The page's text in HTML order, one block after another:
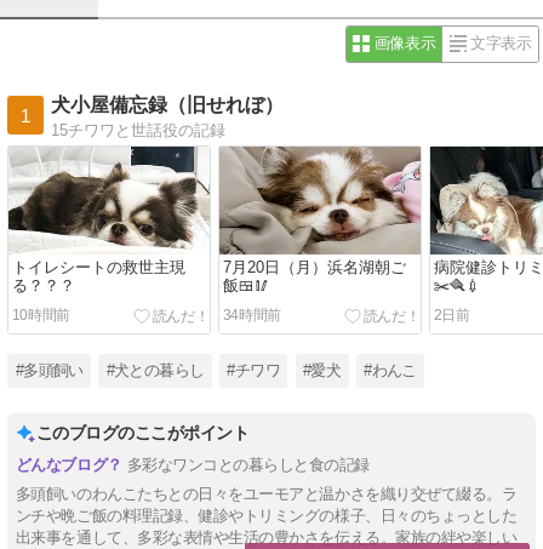
画像表示 文字表示
1
犬小屋備忘録（旧せれぼ）
15チワワと世話役の記録
トイレシートの救世主現
る？？？
10時間前
7月20日（月）浜名湖朝ご
飯🍱🥢
34時間前
病院健診トリ
✂️🪮💉
2日前
#多頭飼い #犬との暮らし #チワワ #愛犬 #わんこ
このブログのここがポイント
多彩なワンコとの暮らしと食の記録
多頭飼いのわんこたちとの日々をユーモアと温かさを織り交ぜて綴る。ラ
ンチや晩ご飯の料理記録、健診やトリミングの様子、日々のちょっとした
出来事を通して、多彩な表情や生活の豊かさを伝える。家族の絆や楽しい